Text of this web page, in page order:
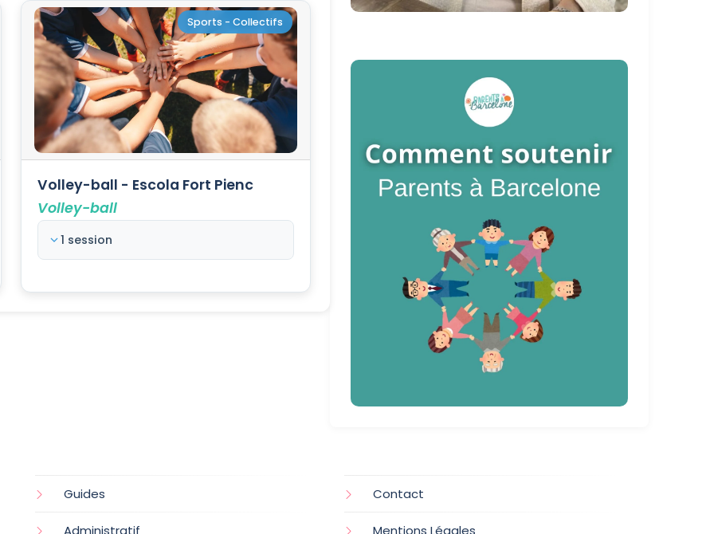
Sports - Collectifs
Volley-ball - Escola Fort Pienc
Volley-ball
1 session
Guides
Administratif
Contact
Mentions Légales